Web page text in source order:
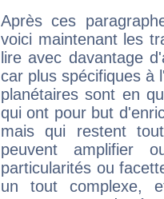
Après ces
voici maintenant les
lire avec davantage
car plus spécifiques à
planétaires sont en
qui ont pour but
mais qui restent
peuvent amplifier
particularités ou
un tout complexe,